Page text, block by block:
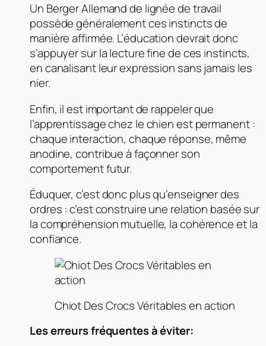
Un Berger Allemand de lignée de travail
possède généralement ces instincts de
manière affirmée. L’éducation devrait donc
s’appuyer sur la lecture fine de ces instincts,
en canalisant leur expression sans jamais les
nier.
Enfin, il est important de rappeler que
l’apprentissage chez le chien est permanent :
chaque interaction, chaque réponse, même
anodine, contribue à façonner son
comportement futur.
Éduquer, c’est donc plus qu’enseigner des
ordres : c’est construire une relation basée sur
la compréhension mutuelle, la cohérence et la
confiance.
Chiot Des Crocs Véritables en action
Les erreurs fréquentes à éviter: